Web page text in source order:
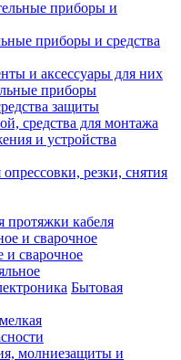
приборы и средства
и аксессуары для них
приборы
защиты
средства для монтажа
и устройства
резки, снятия
протяжки кабеля
и сварочное
Бытовая